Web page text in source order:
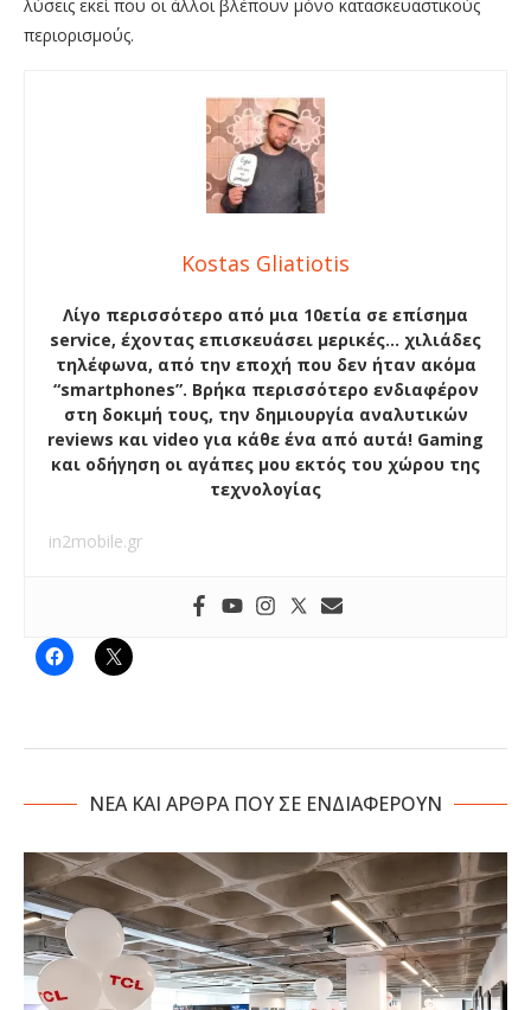
λύσεις εκεί που οι άλλοι βλέπουν μόνο κατασκευαστικούς
περιορισμούς.
Kostas Gliatiotis
Λίγο περισσότερο από μια 10ετία σε επίσημα
service, έχοντας επισκευάσει μερικές… χιλιάδες
τηλέφωνα, από την εποχή που δεν ήταν ακόμα
“smartphones”. Βρήκα περισσότερο ενδιαφέρον
στη δοκιμή τους, την δημιουργία αναλυτικών
reviews και video για κάθε ένα από αυτά! Gaming
και οδήγηση οι αγάπες μου εκτός του χώρου της
τεχνολογίας
in2mobile.gr
NΕΑ ΚΑΙ ΑΡΘΡΑ ΠΟΥ ΣΕ ΕΝΔΙΑΦΕΡΟΥΝ